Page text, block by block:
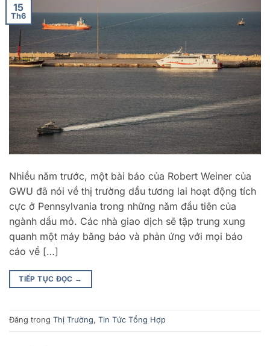
15
Th6
Nhiều năm trước, một bài báo của Robert Weiner của
GWU đã nói về thị trường dầu tương lai hoạt động tích
cực ở Pennsylvania trong những năm đầu tiên của
ngành dầu mỏ. Các nhà giao dịch sẽ tập trung xung
quanh một máy băng báo và phản ứng với mọi báo
cáo về […]
TIẾP TỤC ĐỌC →
Đăng trong Thị Trường, Tin Tức Tổng Hợp